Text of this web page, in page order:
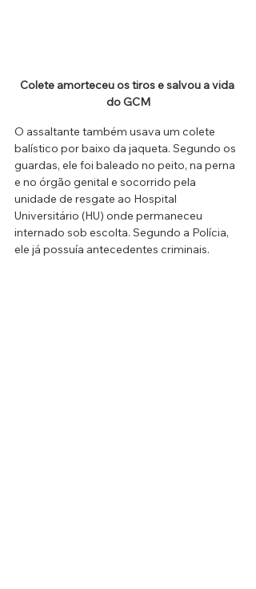
Colete amorteceu os tiros e salvou a vida
do GCM
O assaltante também usava um colete
balístico por baixo da jaqueta. Segundo os
guardas, ele foi baleado no peito, na perna
e no órgão genital e socorrido pela
unidade de resgate ao Hospital
Universitário (HU) onde permaneceu
internado sob escolta. Segundo a Polícia,
ele já possuía antecedentes criminais.